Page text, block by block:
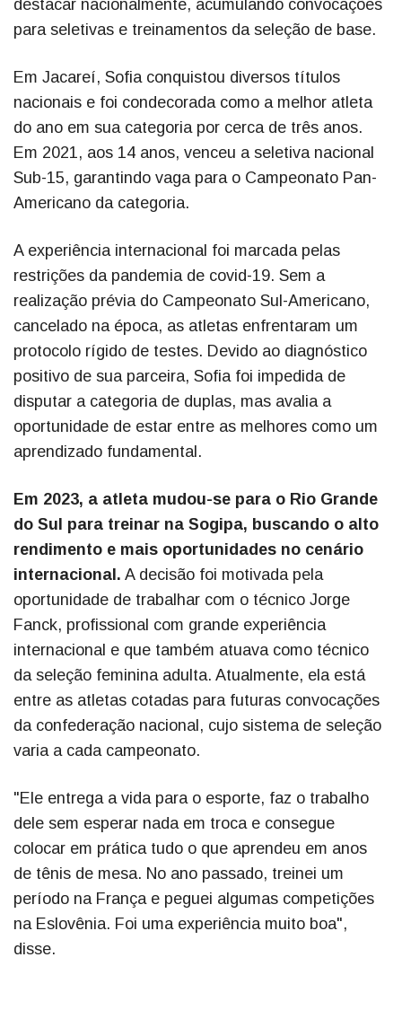
destacar nacionalmente, acumulando convocações
para seletivas e treinamentos da seleção de base.
Em Jacareí, Sofia conquistou diversos títulos
nacionais e foi condecorada como a melhor atleta
do ano em sua categoria por cerca de três anos.
Em 2021, aos 14 anos, venceu a seletiva nacional
Sub-15, garantindo vaga para o Campeonato Pan-
Americano da categoria.
A experiência internacional foi marcada pelas
restrições da pandemia de covid-19. Sem a
realização prévia do Campeonato Sul-Americano,
cancelado na época, as atletas enfrentaram um
protocolo rígido de testes. Devido ao diagnóstico
positivo de sua parceira, Sofia foi impedida de
disputar a categoria de duplas, mas avalia a
oportunidade de estar entre as melhores como um
aprendizado fundamental.
Em 2023, a atleta mudou-se para o Rio Grande
do Sul para treinar na Sogipa, buscando o alto
rendimento e mais oportunidades no cenário
internacional. A decisão foi motivada pela
oportunidade de trabalhar com o técnico Jorge
Fanck, profissional com grande experiência
internacional e que também atuava como técnico
da seleção feminina adulta. Atualmente, ela está
entre as atletas cotadas para futuras convocações
da confederação nacional, cujo sistema de seleção
varia a cada campeonato.
"Ele entrega a vida para o esporte, faz o trabalho
dele sem esperar nada em troca e consegue
colocar em prática tudo o que aprendeu em anos
de tênis de mesa. No ano passado, treinei um
período na França e peguei algumas competições
na Eslovênia. Foi uma experiência muito boa",
disse.